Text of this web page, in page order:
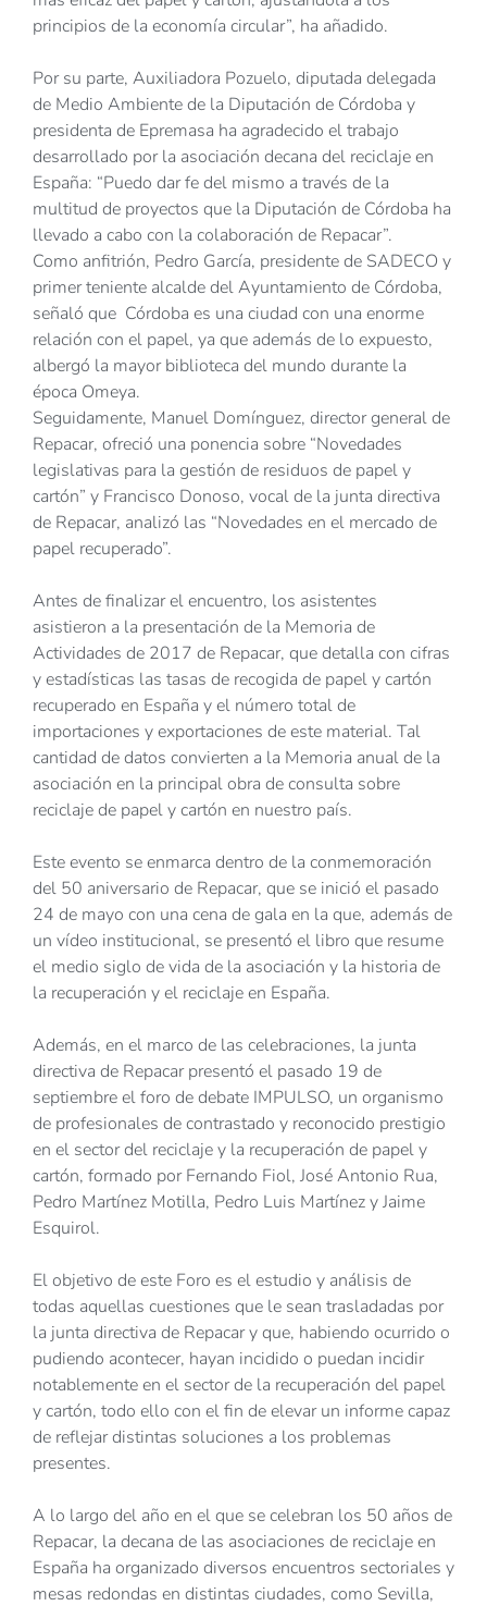
principios de la economía circular”, ha añadido.
Por su parte, Auxiliadora Pozuelo, diputada delegada
de Medio Ambiente de la Diputación de Córdoba y
presidenta de Epremasa ha agradecido el trabajo
desarrollado por la asociación decana del reciclaje en
España: “Puedo dar fe del mismo a través de la
multitud de proyectos que la Diputación de Córdoba ha
llevado a cabo con la colaboración de Repacar”.
Como anfitrión, Pedro García, presidente de SADECO y
primer teniente alcalde del Ayuntamiento de Córdoba,
señaló que Córdoba es una ciudad con una enorme
relación con el papel, ya que además de lo expuesto,
albergó la mayor biblioteca del mundo durante la
época Omeya.
Seguidamente, Manuel Domínguez, director general de
Repacar, ofreció una ponencia sobre “Novedades
legislativas para la gestión de residuos de papel y
cartón” y Francisco Donoso, vocal de la junta directiva
de Repacar, analizó las “Novedades en el mercado de
papel recuperado”.
Antes de finalizar el encuentro, los asistentes
asistieron a la presentación de la Memoria de
Actividades de 2017 de Repacar, que detalla con cifras
y estadísticas las tasas de recogida de papel y cartón
recuperado en España y el número total de
importaciones y exportaciones de este material. Tal
cantidad de datos convierten a la Memoria anual de la
asociación en la principal obra de consulta sobre
reciclaje de papel y cartón en nuestro país.
Este evento se enmarca dentro de la conmemoración
del 50 aniversario de Repacar, que se inició el pasado
24 de mayo con una cena de gala en la que, además de
un vídeo institucional, se presentó el libro que resume
el medio siglo de vida de la asociación y la historia de
la recuperación y el reciclaje en España.
Además, en el marco de las celebraciones, la junta
directiva de Repacar presentó el pasado 19 de
septiembre el foro de debate IMPULSO, un organismo
de profesionales de contrastado y reconocido prestigio
en el sector del reciclaje y la recuperación de papel y
cartón, formado por Fernando Fiol, José Antonio Rua,
Pedro Martínez Motilla, Pedro Luis Martínez y Jaime
Esquirol.
El objetivo de este Foro es el estudio y análisis de
todas aquellas cuestiones que le sean trasladadas por
la junta directiva de Repacar y que, habiendo ocurrido o
pudiendo acontecer, hayan incidido o puedan incidir
notablemente en el sector de la recuperación del papel
y cartón, todo ello con el fin de elevar un informe capaz
de reflejar distintas soluciones a los problemas
presentes.
A lo largo del año en el que se celebran los 50 años de
Repacar, la decana de las asociaciones de reciclaje en
España ha organizado diversos encuentros sectoriales y
mesas redondas en distintas ciudades, como Sevilla,